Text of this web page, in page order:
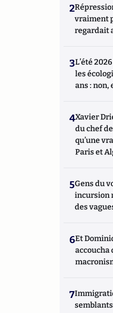
2
vraiment
regardait
3L’été
les
ans : non,
4Xavier
du chef
qu’une
Paris et
5Gens du
incursion
des
6Et
7